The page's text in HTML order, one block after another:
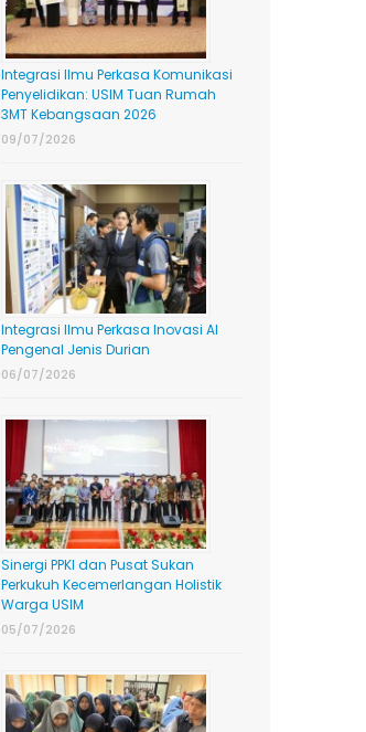
Integrasi Ilmu Perkasa Komunikasi
Penyelidikan: USIM Tuan Rumah
3MT Kebangsaan 2026
09/07/2026
Integrasi Ilmu Perkasa Inovasi AI
Pengenal Jenis Durian
06/07/2026
Sinergi PPKI dan Pusat Sukan
Perkukuh Kecemerlangan Holistik
Warga USIM
05/07/2026